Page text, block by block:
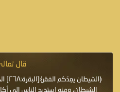
قال
الشيطان، ومنه استدرج الناس إلى